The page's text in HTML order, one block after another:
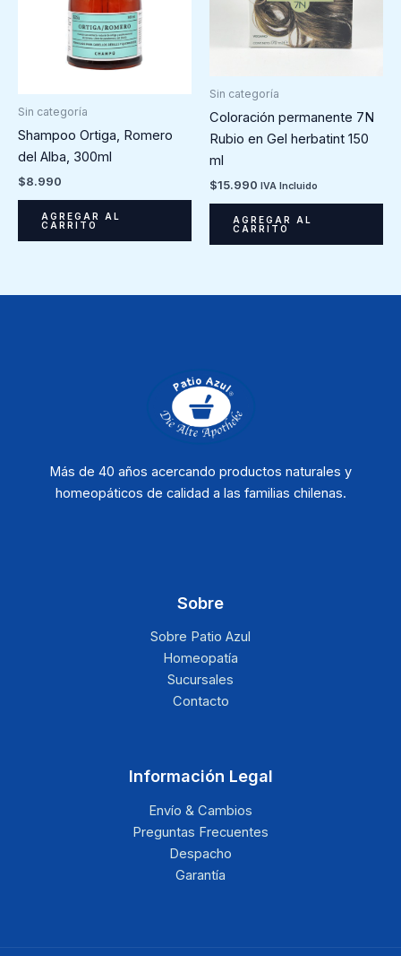
Sin categoría
Shampoo Ortiga, Romero
del Alba, 300ml
$8.990
AGREGAR AL
CARRITO
Sin categoría
Coloración permanente 7N
Rubio en Gel herbatint 150
ml
$15.990 IVA Incluido
AGREGAR AL
CARRITO
Más de 40 años acercando productos naturales y
homeopáticos de calidad a las familias chilenas.
Sobre
Sobre Patio Azul
Homeopatía
Sucursales
Contacto
Información Legal
Envío & Cambios
Preguntas Frecuentes
Despacho
Garantía